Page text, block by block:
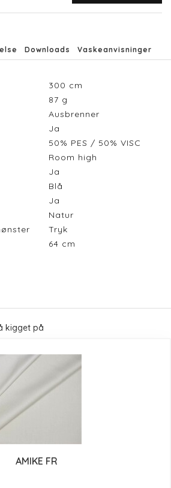
Downloads Vaskeanvisninger
300 cm
87 g
Ausbrenner
Ja
50% PES / 50% VISC
Room high
Ja
Blå
Ja
Natur
Tryk
64 cm
kigget på
AMIKE FR